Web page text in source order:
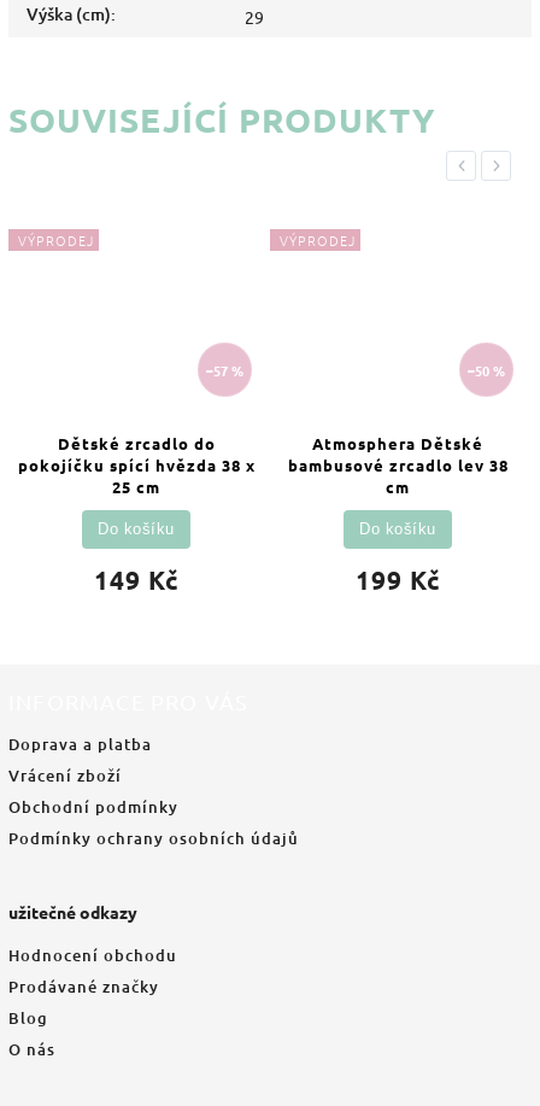
Výška (cm): 29
SOUVISEJÍCÍ PRODUKTY
Previous
VÝPRODEJ
–57 %
Dětské zrcadlo do
pokojíčku spící hvězda 38 x
25 cm
149 Kč
Do košíku
VÝPRODEJ
–50 %
Atmosphera Dětské
bambusové zrcadlo lev 38
cm
199 Kč
Do košíku
Next
Doprava a platba
Vrácení zboží
Obchodní podmínky
Podmínky ochrany osobních údajů
užitečné odkazy
Hodnocení obchodu
Prodávané značky
Blog
O nás